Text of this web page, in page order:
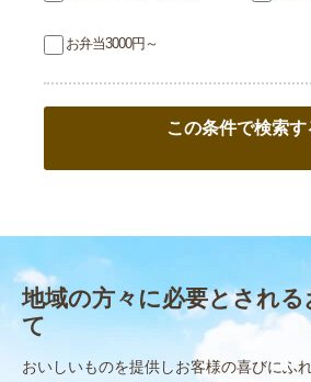
お弁当3000円～
この条件で検索す
地域の方々に必要とされ
て
おいしいものを提供しお客様の喜びにふ